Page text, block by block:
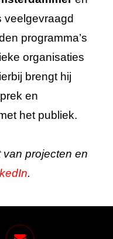
veelgevraagd
programma’s
organisaties
brengt hij
en
het publiek.
projecten en
.
email